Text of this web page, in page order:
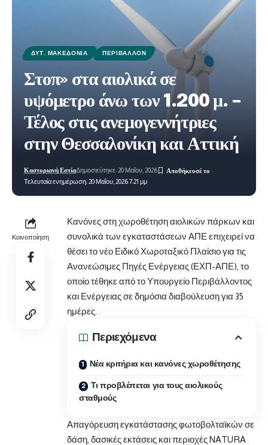
ΔΥΤ. ΜΑΚΕΔΟΝΊΑ ΠΕΡΙΒΆΛΛΟΝ
Στοπ» στα αιολικά σε
υψόμετρο άνω των 1.200 μ. –
Τέλος στις ανεμογεννήτριες
στην Θεσσαλονίκη και Αττική
Τελευταία ενημέρωση: 20 Μαΐου, 2026 7:21 μμ
Καστοριανή ΕστίαΔημοσιεύτηκε: 20 Μαΐου, 2026
Κοινοποίηση
Κανόνες στη χωροθέτηση αιολικών πάρκων και
συνολικά των εγκαταστάσεων ΑΠΕ επιχειρεί να
θέσει το νέο Ειδικό Χωροταξικό Πλαίσιο για τις
Ανανεώσιμες Πηγές Ενέργειας (ΕΧΠ-ΑΠΕ), το
οποίο τέθηκε από το Υπουργείο Περιβάλλοντος
και Ενέργειας σε δημόσια διαβούλευση για 35
ημέρες.
Περιεχόμενα
Νέα κριτήρια και κανόνες χωροθέτησης
Τι προβλέπεται για τους αιολικούς
σταθμούς
Απαγόρευση εγκατάστασης φωτοβολταϊκών σε
δάση, δασικές εκτάσεις και περιοχές NATURA